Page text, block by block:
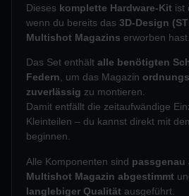
Dieses komplette Hardware-Kit ist
wenn du bereits das 3D-Design
Multishot Magazins erworben hast.
Das Set enthält alle benötigten
Federn , um das Magazin
zuverlässig zu montieren.
Damit entfällt die zeitaufwändige
Kleinteilen – du kannst direkt mit
beginnen.
Alle Komponenten sind passgenau
Multishot Magazin abgestimmt
langlebiger Qualität ausgeführt.